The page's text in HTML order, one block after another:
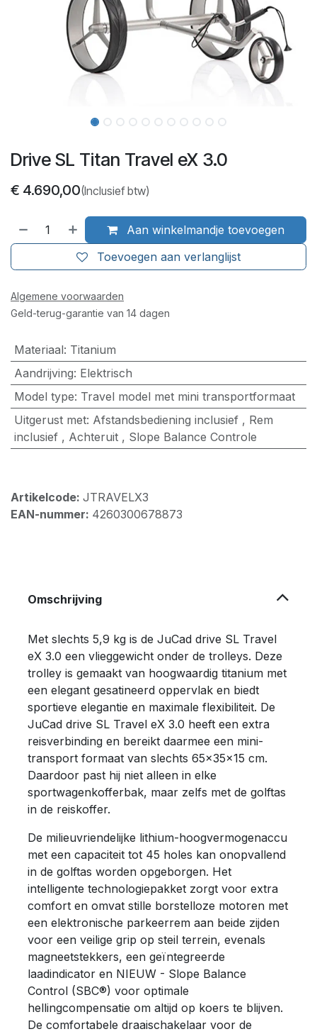
Drive SL Titan Travel eX 3.0
€ 4.690,00(Inclusief btw)
Aan winkelmandje toevoegen
Toevoegen aan verlanglijst
Algemene voorwaarden
Geld-terug-garantie van 14 dagen
Materiaal: Titanium
Aandrijving: Elektrisch
Model type: Travel model met mini transportformaat
Uitgerust met: Afstandsbediening inclusief, Rem
inclusief, Achteruit, Slope Balance Controle
Artikelcode: JTRAVELX3
EAN-nummer: 4260300678873
Omschrijving
Met slechts 5,9 kg is de JuCad drive SL Travel
eX 3.0 een vlieggewicht onder de trolleys. Deze
trolley is gemaakt van hoogwaardig titanium met
een elegant gesatineerd oppervlak en biedt
sportieve elegantie en maximale flexibiliteit. De
JuCad drive SL Travel eX 3.0 heeft een extra
reisverbinding en bereikt daarmee een mini-
transport formaat van slechts 65x35x15 cm.
Daardoor past hij niet alleen in elke
sportwagenkofferbak, maar zelfs met de golftas
in de reiskoffer.
De milieuvriendelijke lithium-hoogvermogenaccu
met een capaciteit tot 45 holes kan onopvallend
in de golftas worden opgeborgen. Het
intelligente technologiepakket zorgt voor extra
comfort en omvat stille borstelloze motoren met
een elektronische parkeerrem aan beide zijden
voor een veilige grip op steil terrein, evenals
magneetstekkers, een geïntegreerde
laadindicator en NIEUW - Slope Balance
Control (SBC®) voor optimale
hellingcompensatie om altijd op koers te blijven.
De comfortabele draaischakelaar voor de